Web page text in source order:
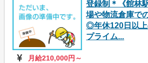
登録制＊《館林
場や物流倉庫で
◎年休120日以上
プライム...
月給210,000円～